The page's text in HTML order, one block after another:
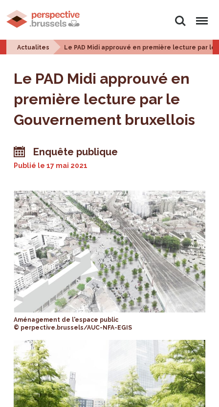
Rechercher
Menu
Actualites Le PAD Midi approuvé en première lecture par
Le PAD Midi approuvé en
première lecture par le
Gouvernement bruxellois
Enquête publique
Publié le17 mai 2021
Aménagement de l'espace public
© perpective.brussels/AUC-NFA-EGIS